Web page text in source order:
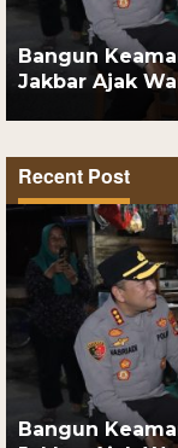
Bangun
Jakbar Ajak
Recent Post
Bangun